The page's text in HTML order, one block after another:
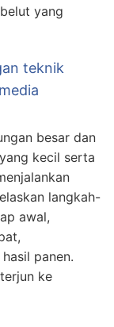
yang
teknik
besar dan
kecil serta
langkah-
awal,
panen.
ke